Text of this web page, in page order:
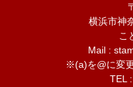
横浜市神
こ
Mail :
※(a)を@に変
TEL